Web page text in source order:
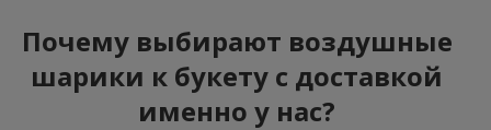
Почему выбирают воздушные
шарики к букету с доставкой
именно у нас?